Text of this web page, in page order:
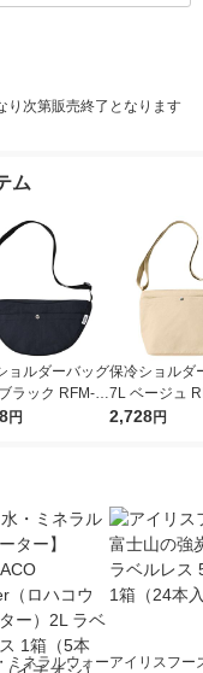
り次第販売終了となります
ム
ョルダーバッグ
ラック RFM-0
1個 ペットボト
円
保冷ショルダ
7L ベージュ
BE 1個 ペッ
2,728円
ミネラルウォーアイリスフー